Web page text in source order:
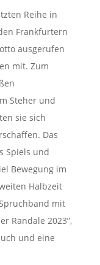
Reihe in
Frankfurtern
ausgerufen
mit. Zum
Steher und
sie sich
Das
Spiels und
Bewegung im
Halbzeit
mit
Randale 2023”,
und eine